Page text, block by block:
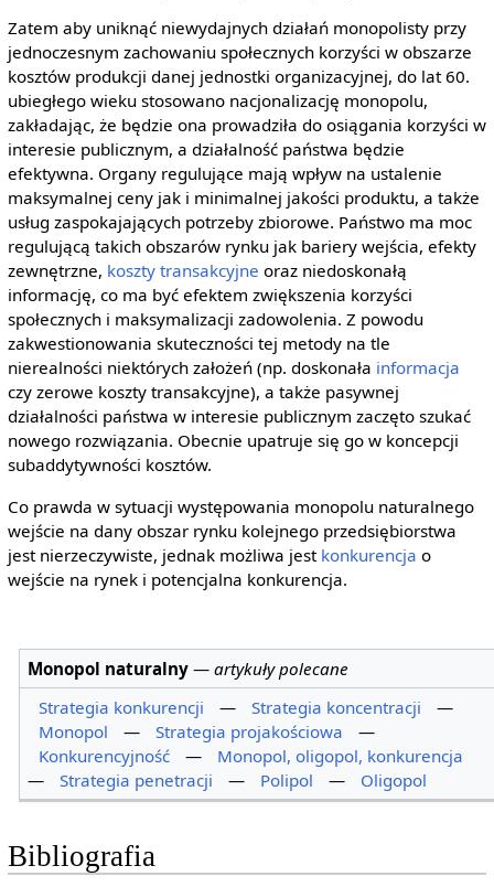
Zatem aby uniknąć niewydajnych działań monopolisty przy
jednoczesnym zachowaniu społecznych korzyści w obszarze
kosztów produkcji danej jednostki organizacyjnej, do lat 60.
ubiegłego wieku stosowano nacjonalizację monopolu,
zakładając, że będzie ona prowadziła do osiągania korzyści w
interesie publicznym, a działalność państwa będzie
efektywna. Organy regulujące mają wpływ na ustalenie
maksymalnej ceny jak i minimalnej jakości produktu, a także
usług zaspokajających potrzeby zbiorowe. Państwo ma moc
regulującą takich obszarów rynku jak bariery wejścia, efekty
zewnętrzne, koszty transakcyjne oraz niedoskonałą
informację, co ma być efektem zwiększenia korzyści
społecznych i maksymalizacji zadowolenia. Z powodu
zakwestionowania skuteczności tej metody na tle
nierealności niektórych założeń (np. doskonała informacja
czy zerowe koszty transakcyjne), a także pasywnej
działalności państwa w interesie publicznym zaczęto szukać
nowego rozwiązania. Obecnie upatruje się go w koncepcji
subaddytywności kosztów.
Co prawda w sytuacji występowania monopolu naturalnego
wejście na dany obszar rynku kolejnego przedsiębiorstwa
jest nierzeczywiste, jednak możliwa jest konkurencja o
wejście na rynek i potencjalna konkurencja.
Monopol naturalny —artykuły polecane
Strategia konkurencji
— Strategia koncentracji
—
Monopol
— Strategia projakościowa
—
Konkurencyjność
—
Monopol, oligopol, konkurencja
—
Strategia penetracji — Polipol — Oligopol
Bibliografia